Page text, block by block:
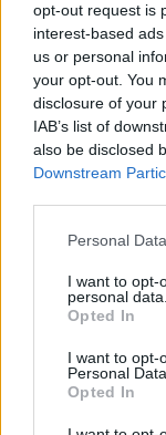
opt-out request is
interest-based
us or personal
your opt-out. You
disclosure of your
IAB’s list of
also be disclosed
Downstream
Please note that
not limited to
grant or deny
use your data for
consent section.
Personal
I want to opt-
personal data.
Opted In
I want to opt-
Personal Data.
Opted In
Igen, a regény
Szerkezetileg
minőség is. De
meg. És egy
triovellába már
lenne egy
olvasni mégis
Mi a cél?
késztetés
párválasztás,